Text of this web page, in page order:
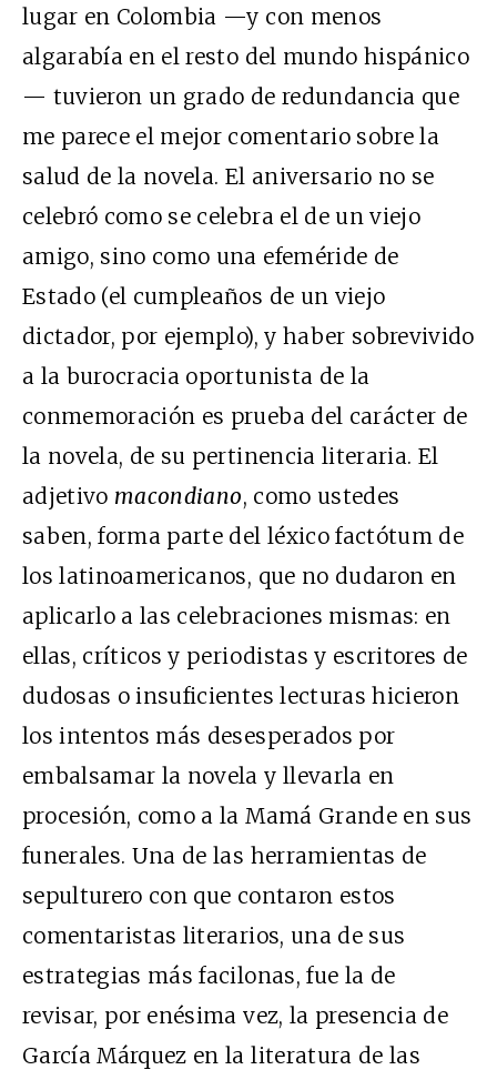
lugar en Colombia —y con menos
algarabía en el resto del mundo hispánico
— tuvieron un grado de redundancia que
me parece el mejor comentario sobre la
salud de la novela. El aniversario no se
celebró como se celebra el de un viejo
amigo, sino como una efeméride de
Estado (el cumpleaños de un viejo
dictador, por ejemplo), y haber sobrevivido
a la burocracia oportunista de la
conmemoración es prueba del carácter de
la novela, de su pertinencia literaria. El
adjetivo macondiano, como ustedes
saben, forma parte del léxico factótum de
los latinoamericanos, que no dudaron en
aplicarlo a las celebraciones mismas: en
ellas, críticos y periodistas y escritores de
dudosas o insuficientes lecturas hicieron
los intentos más desesperados por
embalsamar la novela y llevarla en
procesión, como a la Mamá Grande en sus
funerales. Una de las herramientas de
sepulturero con que contaron estos
comentaristas literarios, una de sus
estrategias más facilonas, fue la de
revisar, por enésima vez, la presencia de
García Márquez en la literatura de las